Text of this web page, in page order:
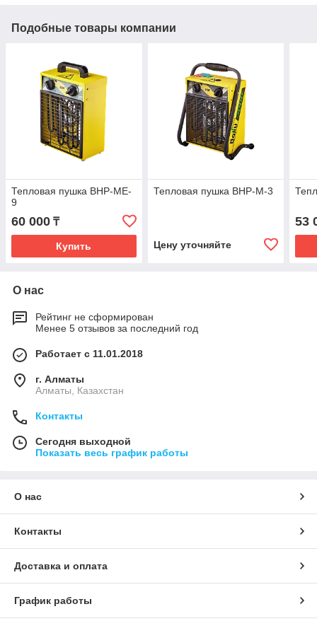
Подобные товары компании
Тепловая пушка BHP-ME-
9
60 000 ₸
Купить
Тепловая пушка BHP-M-3
Цену уточняйте
53
О нас
Рейтинг не сформирован
Менее 5 отзывов за последний год
Работает с 11.01.2018
г. Алматы
Алматы, Казахстан
Контакты
Сегодня выходной
Показать весь график работы
О нас
Контакты
Доставка и оплата
График работы